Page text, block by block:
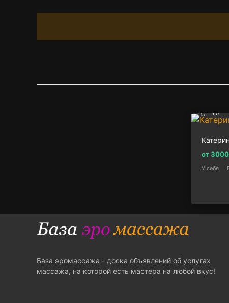
5,0
от
У себя
База эромассажа - доска объявлений об услугах
массажа, на которой есть мастера на любой вкус!